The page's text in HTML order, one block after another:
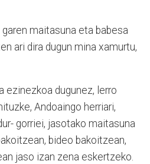
maitasuna eta babesa
ari dira dugun mina xamurtu,
ezinezkoa dugunez, lerro
Andoaingo herriari,
gorriei, jasotako maitasuna
bideo bakoitzean,
jaso izan zena eskertzeko.